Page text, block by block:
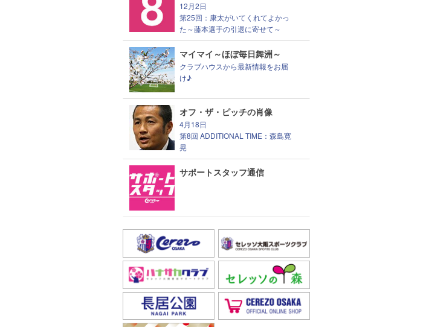
12月2日
第25回：康太がいてくれてよかっ
た～藤本選手の引退に寄せて～
マイマイ～ほぼ毎日舞洲～
クラブハウスから最新情報をお届
け♪
オフ・ザ・ピッチの肖像
4月18日
第8回 ADDITIONAL TIME：森島寛
晃
サポートスタッフ通信